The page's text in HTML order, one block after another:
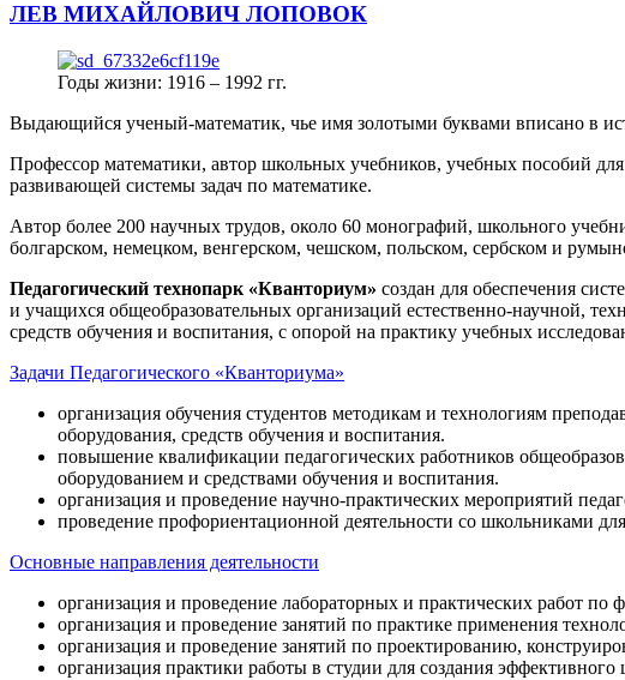
ЛЕВ МИХАЙЛОВИЧ ЛОПОВОК
Годы жизни: 1916 – 1992 гг.
Выдающийся ученый-математик, чье имя золотыми буквами вписано в
Профессор математики, автор школьных учебников, учебных пособий
развивающей системы задач по математике.
Автор более 200 научных трудов, около 60 монографий, школьного
болгарском, немецком, венгерском, чешском, польском, сербском и
Педагогический технопарк «Кванториум» создан для обеспечения
и учащихся общеобразовательных организаций естественно-научной,
средств обучения и воспитания, с опорой на практику учебных
Задачи Педагогического «Кванториума»
организация обучения студентов методикам и технологиям
оборудования, средств обучения и воспитания.
повышение квалификации педагогических работников
оборудованием и средствами обучения и воспитания.
организация и проведение научно-практических мероприятий
проведение профориентационной деятельности со школьниками
Основные направления деятельности
организация и проведение лабораторных и практических работ
организация и проведение занятий по практике применения
организация и проведение занятий по проектированию,
организация практики работы в студии для создания